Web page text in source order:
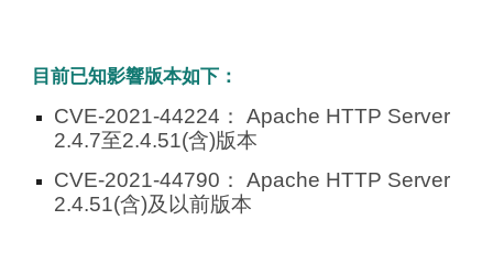
目前已知影響版本如下：
CVE-2021-44224：
Apache HTTP Server
2.4.7至2.4.51(含)版本
CVE-2021-44790：
Apache HTTP Server
2.4.51(含)及以前版本